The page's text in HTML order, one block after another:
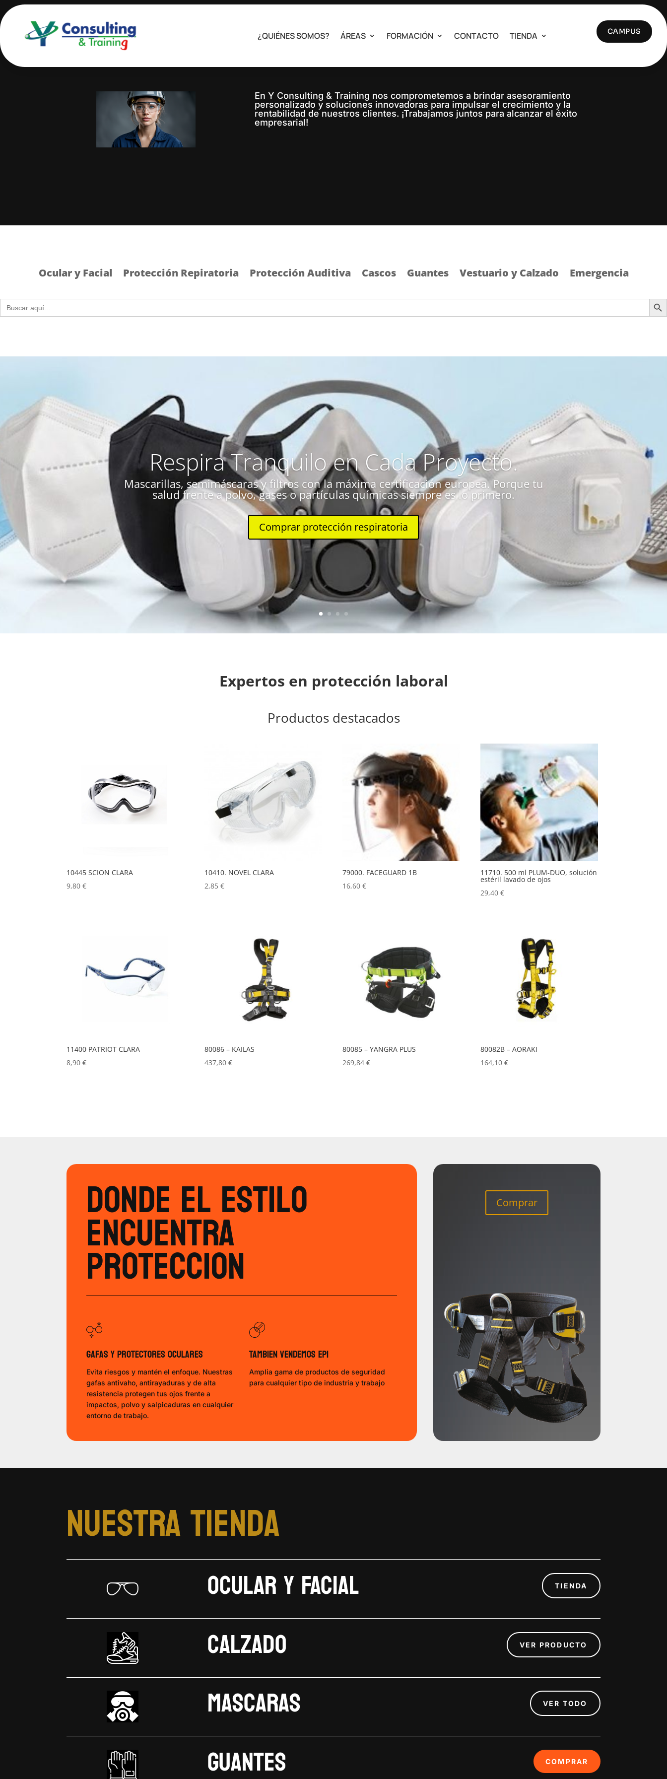
¿QUIÉNES SOMOS? ÁREAS FORMACIÓN CONTACTO TIENDA CAMPUS
Bienvenidos al lugar donde se unen comodidad y protección
En Y Consulting & Training nos comprometemos a brindar asesoramiento
personalizado y soluciones innovadoras para impulsar el crecimiento y la
rentabilidad de nuestros clientes. ¡Trabajamos juntos para alcanzar el éxito
empresarial!
Ocular y Facial Protección Repiratoria Protección Auditiva Cascos Guantes Vestuario y Calzado Emergencia
Buscar: Botón de
Respira Tranquilo en Cada Proyecto.
Mascarillas, semimáscaras y filtros con la máxima certificación europea. Porque tu
salud frente a polvo, gases o partículas químicas siempre es lo primero.
Comprar protección respiratoria
Expertos en protección laboral
Productos destacados
10445 SCION CLARA
9,80€
10410. NOVEL CLARA
2,85€
79000. FACEGUARD 1B
16,60€
11710. 500 ml PLUM-DUO, solución
estéril lavado de ojos
29,40€
11400 PATRIOT CLARA
8,90€
80086 – KAILAS
437,80€
80085 – YANGRA PLUS
269,84€
80082B – AORAKI
164,10€
Donde el estilo
encuentra
proteccion
Gafas y protectores oculares
Evita riesgos y mantén el enfoque. Nuestras
gafas antivaho, antirayaduras y de alta
resistencia protegen tus ojos frente a
impactos, polvo y salpicaduras en cualquier
entorno de trabajo.
Tambien vendemos epi
Amplia gama de productos de seguridad
para cualquier tipo de industria y trabajo
Comprar
Nuestra tienda
OCULAR Y FACIAL TIENDA
CALZADO VER PRODUCTO
Mascaras VER TODO
Guantes COMPRAR